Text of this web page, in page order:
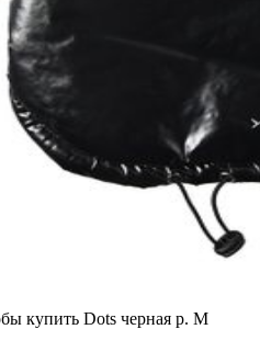
купить Dots черная р. M